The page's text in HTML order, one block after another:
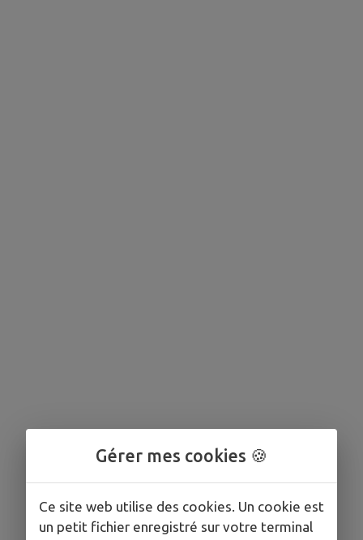
Gérer mes cookies 🍪
Ce site web utilise des cookies. Un cookie est
un petit fichier enregistré sur votre terminal